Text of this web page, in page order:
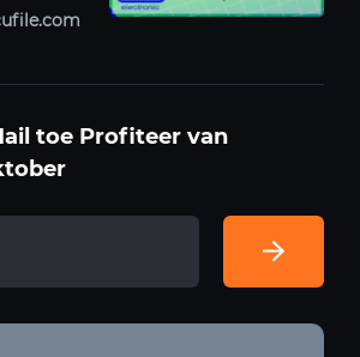
toe Profiteer van